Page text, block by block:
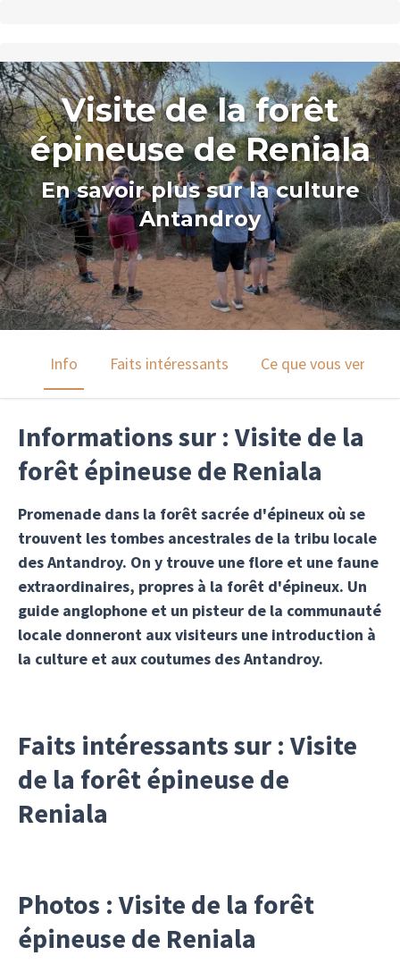
Visite de la forêt
épineuse de Reniala
En savoir plus sur la culture
Antandroy
Info Faits intéressants Ce que vous verrez
Informations sur : Visite de la
forêt épineuse de Reniala
Promenade dans la forêt sacrée d'épineux où se
trouvent les tombes ancestrales de la tribu locale
des Antandroy. On y trouve une flore et une faune
extraordinaires, propres à la forêt d'épineux. Un
guide anglophone et un pisteur de la communauté
locale donneront aux visiteurs une introduction à
la culture et aux coutumes des Antandroy.
Faits intéressants sur : Visite
de la forêt épineuse de
Reniala
Photos : Visite de la forêt
épineuse de Reniala